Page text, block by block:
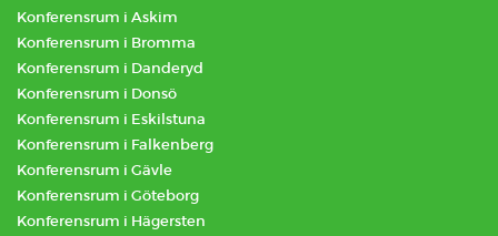
Konferensrum i Askim
Konferensrum i Bromma
Konferensrum i Danderyd
Konferensrum i Donsö
Konferensrum i Eskilstuna
Konferensrum i Falkenberg
Konferensrum i Gävle
Konferensrum i Göteborg
Konferensrum i Hägersten